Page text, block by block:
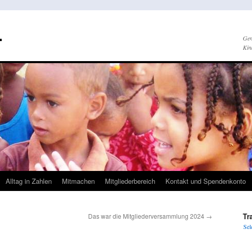
Alltag in Zahlen Mitmachen Mitgliederbereich Kontakt und Spendenkonto
Das war die Mitgliederversammlung 2024 →